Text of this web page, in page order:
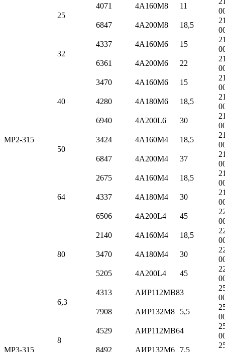
МР2-315
25
4071 4А160M8 11
6847
4А200M8 18,5
32
4337 4А160M6 15
6361
4А200M6 22
40
3470 4А160M6 15
4280
4А180M6 18,5
6940
4А200L6 30
50
3424 4А160M4 18,5
6847
4А200M4 37
64
2675 4А160M4 18,5
4337
4А180M4 30
6506
4А200L4 45
80
2140 4А160M4 18,5
3470
4А180M4 30
5205
4А200L4 45
МР3-315
6,3
4313 АИР112MB83
7908
АИР132M8 5,5
8
4529 АИР112MB64
8492
АИР132M6 7,5